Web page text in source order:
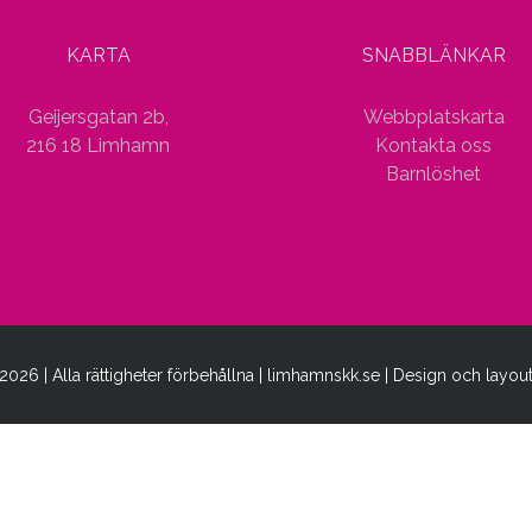
KARTA
Geijersgatan 2b,
216 18 Limhamn
SNABBLÄNKAR
Webbplatskarta
Kontakta oss
Barnlöshet
| Alla rättigheter förbehållna | limhamnskk.se | Design och